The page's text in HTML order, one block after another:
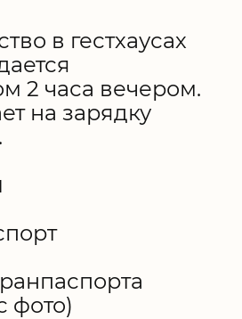
в гестхаусах
2 часа вечером.
на зарядку
фото)